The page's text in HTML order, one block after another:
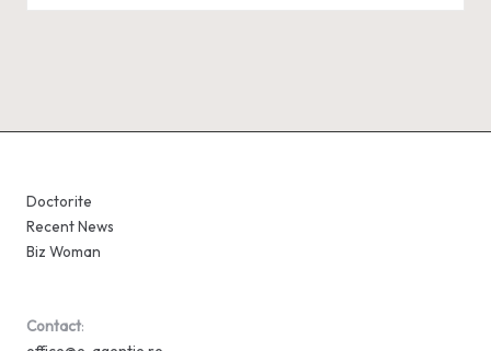
Doctorite
Recent News
Biz Woman
Contact: